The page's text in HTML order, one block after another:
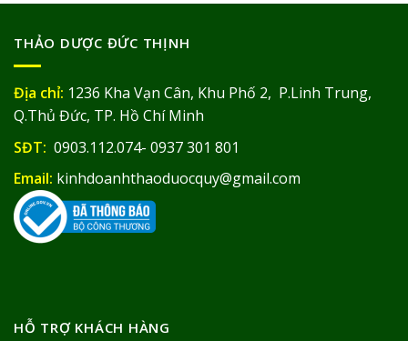
THẢO DƯỢC ĐỨC THỊNH
Địa chỉ: 1236 Kha Vạn Cân, Khu Phố 2, P.Linh Trung,
Q.Thủ Đức, TP. Hồ Chí Minh
SĐT: 0903.112.074- 0937 301 801
Email: kinhdoanhthaoduocquy@gmail.com
HỖ TRỢ KHÁCH HÀNG